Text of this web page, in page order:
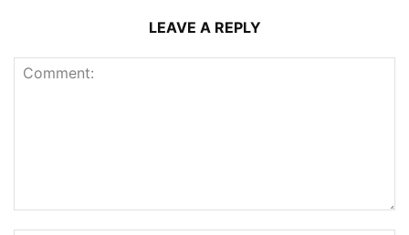
LEAVE A REPLY